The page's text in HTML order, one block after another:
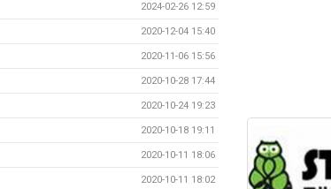
2024-02-26 12:59
2020-12-04 15:40
2020-11-06 15:56
2020-10-28 17:44
2020-10-24 19:23
2020-10-18 19:11
2020-10-11 18:06
2020-10-11 18:02